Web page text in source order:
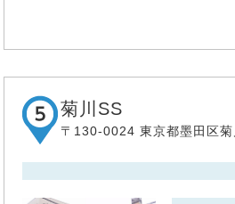
菊川SS
〒130-0024 東京都墨田区